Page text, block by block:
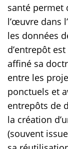
santé permet
l’œuvre dans
les données
d’entrepôt
affiné sa
entre les
ponctuels et
entrepôts de
la création
(souvent